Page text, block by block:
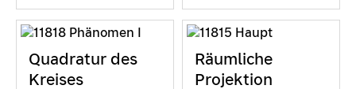
Quadratur des
Kreises
Räumliche
Projektion